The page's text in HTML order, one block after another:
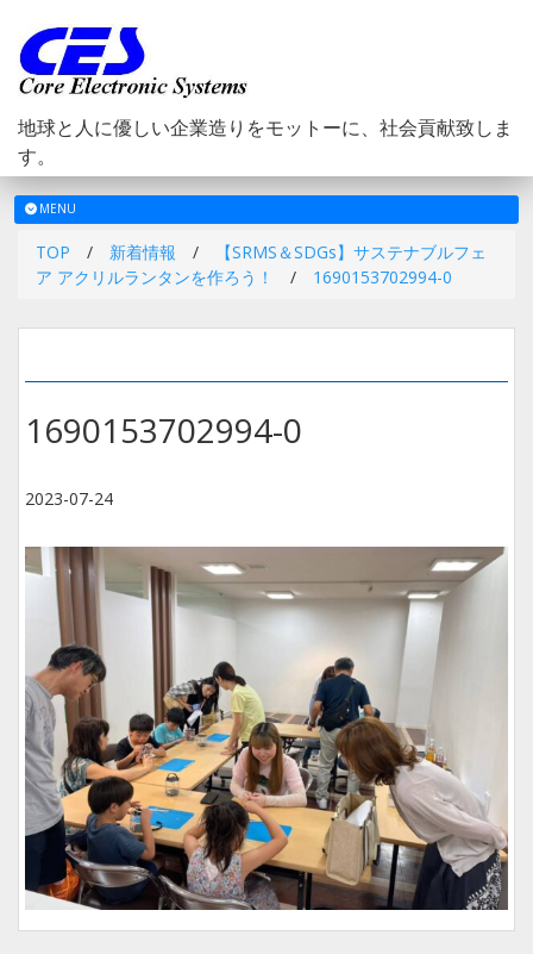
地球と人に優しい企業造りをモットーに、社会貢献致しま
す。
メ
ニ
MENU
TOP / 新着情報 /
【SRMS＆SDGs】サステナブルフェ
ア アクリルランタンを作ろう！
/ 1690153702994-0
1690153702994-0
2023-07-24